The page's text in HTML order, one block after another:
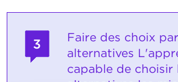
3
Faire des choix
alternatives
capable de choisir